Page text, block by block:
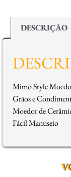
DESCRIÇÃO
Mimo Style
Grãos e
Moedor de
Fácil Manuseio